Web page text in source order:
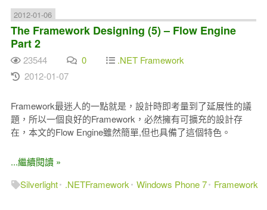
2012-01-06
The Framework Designing (5) – Flow Engine
Part 2
23544 0
.NET Framework
2012-01-07
Framework最迷人的一點就是，設計時即考量到了延展性的議
題，所以一個良好的Framework，必然擁有可擴充的設計存
在，本文的Flow Engine雖然簡單,但也具備了這個特色。
...繼續閱讀 »
Silverlight
.NETFramework Windows Phone 7 Framework